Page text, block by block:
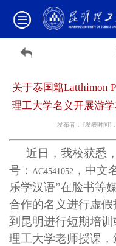
关于泰国籍Latthimon
理工大学名义开展游
发布者： [发表时间]
近日，我校获悉
号： AC4541052 ，中文
乐学汉语”在脸书等
合作的名义进行虚
到昆明进行短期培
理工大学老师授课，